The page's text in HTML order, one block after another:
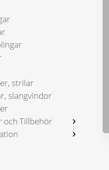
strilar
slangvindor
och Tillbehör